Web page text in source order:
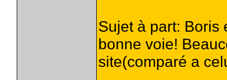
Sujet à part: Boris
bonne voie!
site(comparé a